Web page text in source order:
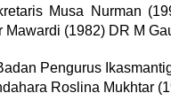
Musa Nurman
Mawardi (1982) DR M
Pengurus
Roslina Mukhtar